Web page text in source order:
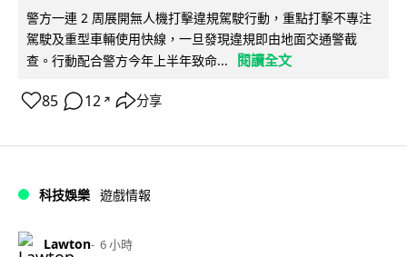
警方一連 2 周展開無人機打擊違規駕駛行動，重點打擊不專注
駕駛及重型車輛使用快線，一旦發現違規即由地面交通警截
查。行動配合警方今年上半年致命...
閱讀全文
85 12 ↗ 分享
科技娛樂 遊戲情報
Lawton 6 小時